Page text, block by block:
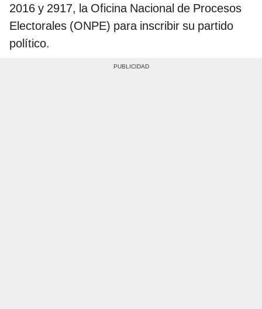
2016 y 2917, la Oficina Nacional de Procesos
Electorales (ONPE) para inscribir su partido
político.